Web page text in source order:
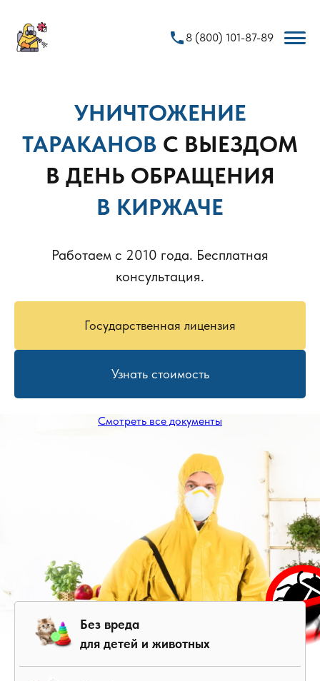
phone 8 (800) 101-87-89
УНИЧТОЖЕНИЕ
ТАРАКАНОВ С ВЫЕЗДОМ
В ДЕНЬ ОБРАЩЕНИЯ
В КИРЖАЧЕ
Работаем с 2010 года. Бесплатная
консультация.
Государственная лицензия
Узнать стоимость
Смотреть все документы
Без вреда
для детей и животных